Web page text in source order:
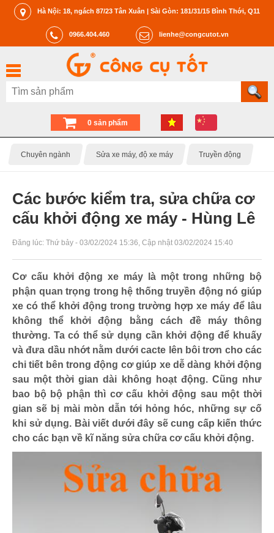
Hà Nội: 18, ngách 87/23 Tân Xuân | Sài Gòn: 181/31/15 Bình Thới, Q11
0966.404.460 lienhe@congcutot.vn
0 sản phẩm
Chuyên ngành Sửa xe máy, độ xe máy Truyền động
Các bước kiểm tra, sửa chữa cơ
cấu khởi động xe máy - Hùng Lê
Đăng lúc: Thứ bảy - 03/02/2024 15:36, Cập nhật 03/02/2024 15:40
Cơ cấu khởi động xe máy là một trong những bộ
phận quan trọng trong hệ thống truyền động nó giúp
xe có thể khởi động trong trường hợp xe máy để lâu
không thể khởi động bằng cách đề máy thông
thường. Ta có thể sử dụng cần khởi động để khuấy
và đưa dầu nhớt nằm dưới cacte lên bôi trơn cho các
chi tiết bên trong động cơ giúp xe dễ dàng khởi động
sau một thời gian dài không hoạt động. Cũng như
bao bộ bộ phận thì cơ cấu khởi động sau một thời
gian sẽ bị mài mòn dẫn tới hỏng hóc, những sự cố
khi sử dụng. Bài viết dưới đây sẽ cung cấp kiến thức
cho các bạn về kĩ năng sửa chữa cơ cấu khởi động.